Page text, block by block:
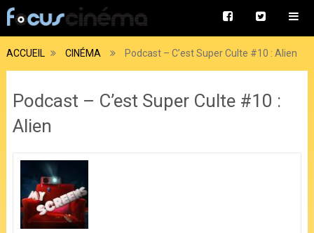
ACCUEIL CINÉMA Podcast – C’est Super Culte #10 : Alien
Podcast – C’est Super Culte #10 :
Alien